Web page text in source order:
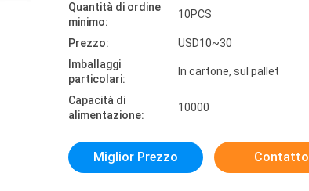
Quantità di ordine
minimo:
10PCS
Prezzo:
USD10~30
Imballaggi
particolari:
In cartone, sul pallet
Capacità di
alimentazione:
10000
Miglior Prezzo Contatto